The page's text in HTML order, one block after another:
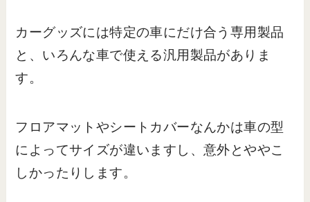
カーグッズには特定の車にだけ合う専用製品
と、いろんな車で使える汎用製品がありま
す。
フロアマットやシートカバーなんかは車の型
によってサイズが違いますし、意外とややこ
しかったりします。